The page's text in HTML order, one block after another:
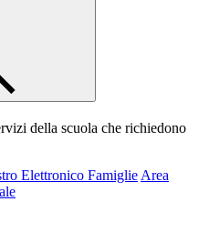
della scuola che richiedono
Elettronico Famiglie Area